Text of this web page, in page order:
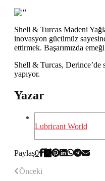
Shell & Turcas Madeni
inovasyon gücümüz
ettirmek. Başarımızda
Shell & Turcas, Derince’de
yapıyor.
Yazar
Lubricant World
Paylaş0
Önceki